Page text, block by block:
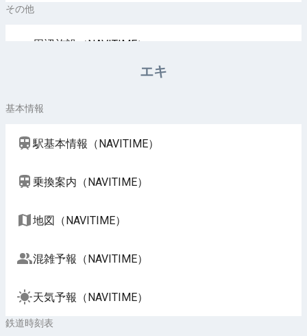
その他
周辺施設（NAVITIME）
エキ
基本情報
駅基本情報（NAVITIME）
乗換案内（NAVITIME）
地図（NAVITIME）
混雑予報（NAVITIME）
天気予報（NAVITIME）
鉄道時刻表